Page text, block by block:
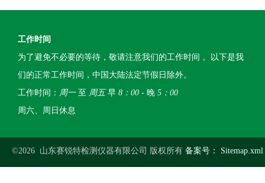
工作时间
为了避免不必要的等待，敬请注意我们的工作时间 。以下是我
们的正常工作时间，中国大陆法定节假日除外。
工作时间： 周一至 周五早 8：00 - 晚 5：00
周六、周日休息
©2026 山东赛锐特检测仪器有限公司 版权所有 备案号： Sitemap.xml